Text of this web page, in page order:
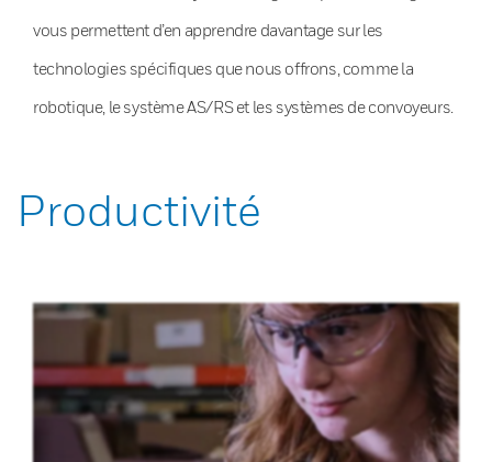
vous permettent d’en apprendre davantage sur les
technologies spécifiques que nous offrons, comme la
robotique, le système AS/RS et les systèmes de convoyeurs.
Productivité